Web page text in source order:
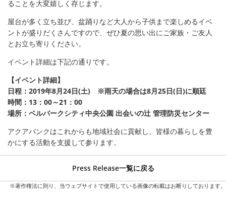
会社概要
ることを大変嬉しく存じます。
屋台が多く立ち並び、盆踊りなど大人から子供まで楽しめるイベ
ントが盛りだくさんですので、ぜひ夏の思い出にご家族・ご友人
とお立ち寄りください。
イベント詳細は下記の通りです。
【イベント詳細】
日程：2019年8月24日(土) ※雨天の場合は8月25日(日)に順廷
時間：13：00～21：00
場所：ベルパークシティ中央公園 出会いの辻 管理防災センター
アクアバンクはこれからも地域社会に貢献し、皆様の暮らしを豊
かにする活動を支援して参ります。
Press Release一覧に戻る
※著作権法に則り、当ウェブサイトで使用している画像の転載はお断りしております。